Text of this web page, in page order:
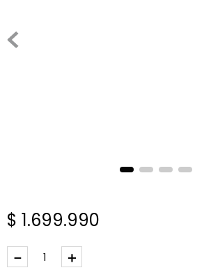
$ 1.699.990
＋
－